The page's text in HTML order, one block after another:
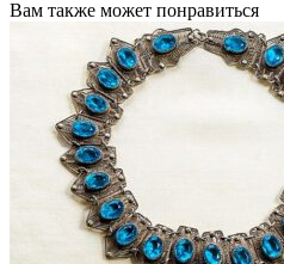
Вам также может понравиться